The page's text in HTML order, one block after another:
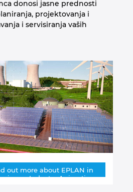
donosi jasne prednosti
projektovanja i
i servisiranja vaših
out more about EPLAN in
in our Industry Animation